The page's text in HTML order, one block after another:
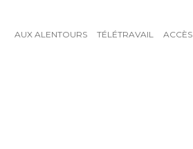
AUX ALENTOURS TÉLÉTRAVAIL ACCÈS